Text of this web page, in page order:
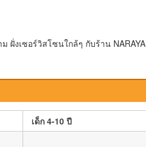
ฝั่งเซอร์วิสโซนใกล้ๆ กับร้าน NARAYA
เด็ก 4-10 ปี